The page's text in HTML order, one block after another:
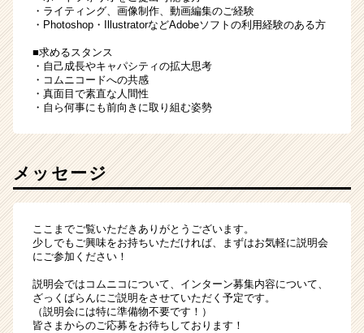
・ライティング、画像制作、動画編集のご経験
・Photoshop・IllustratorなどAdobeソフトの利用経験のある方
■求めるスタンス
・自己成長やキャパシティの拡大思考
・コムニコードへの共感
・真面目で素直な人間性
・自ら何事にも前向きに取り組む姿勢
メッセージ
ここまでご覧いただきありがとうございます。
少しでもご興味をお持ちいただければ、まずはお気軽に説明会
にご参加ください！
説明会ではコムニコについて、インターン募集内容について、
ざっくばらんにご説明をさせていただく予定です。
（説明会には特に準備物不要です！）
皆さまからのご応募をお待ちしております！